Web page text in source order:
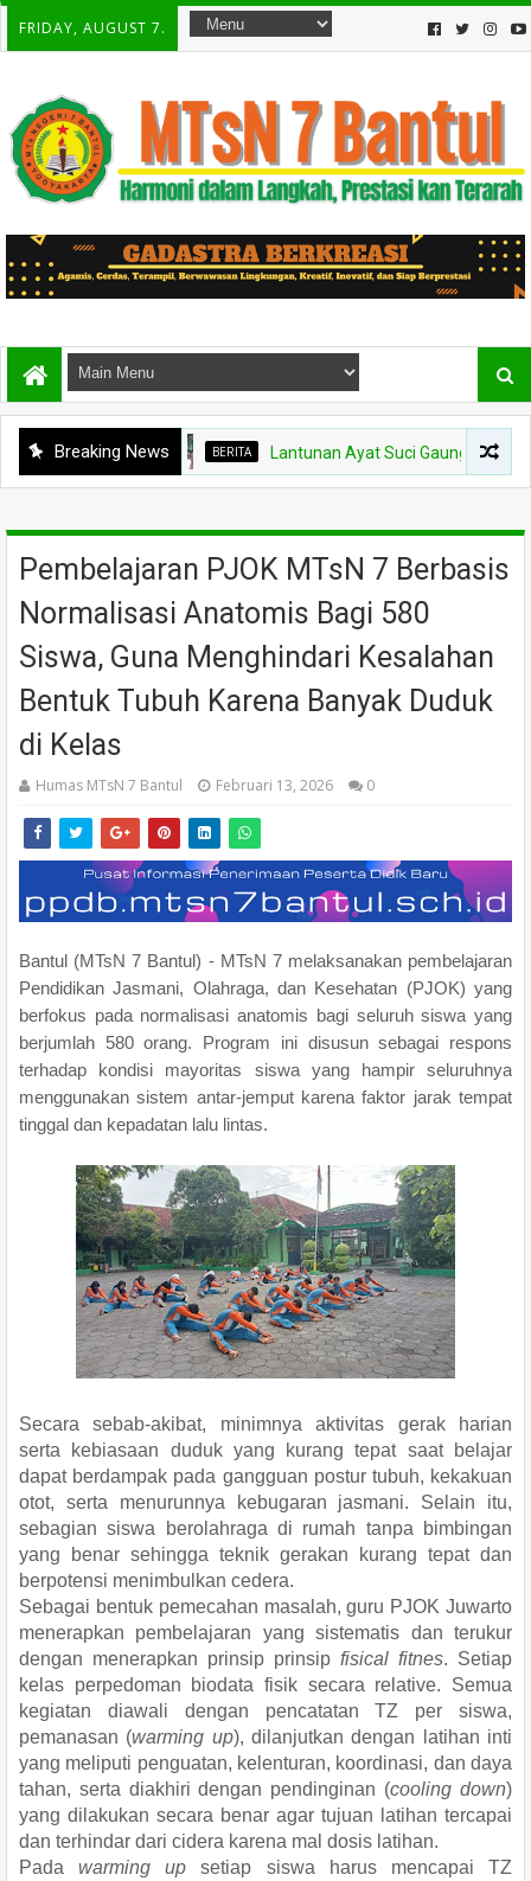
FRIDAY, AUGUST 7.
Breaking NewsBERITA Lantunan Ayat Suci Gaungkan
Pembelajaran PJOK MTsN 7 Berbasis
Normalisasi Anatomis Bagi 580
Siswa, Guna Menghindari Kesalahan
Bentuk Tubuh Karena Banyak Duduk
di Kelas
Humas MTsN 7 Bantul Februari 13, 2026 0
Bantul (MTsN 7 Bantul) - MTsN 7 melaksanakan pembelajaran
Pendidikan Jasmani, Olahraga, dan Kesehatan (PJOK) yang
berfokus pada normalisasi anatomis bagi seluruh siswa yang
berjumlah 580 orang. Program ini disusun sebagai respons
terhadap kondisi mayoritas siswa yang hampir seluruhnya
menggunakan sistem antar-jemput karena faktor jarak tempat
tinggal dan kepadatan lalu lintas.
Secara sebab-akibat, minimnya aktivitas gerak harian
serta kebiasaan duduk yang kurang tepat saat belajar
dapat berdampak pada gangguan postur tubuh, kekakuan
otot, serta menurunnya kebugaran jasmani. Selain itu,
sebagian siswa berolahraga di rumah tanpa bimbingan
yang benar sehingga teknik gerakan kurang tepat dan
berpotensi menimbulkan cedera.
Sebagai bentuk pemecahan masalah, guru PJOK Juwarto
menerapkan pembelajaran yang sistematis dan terukur
dengan menerapkan prinsip prinsip fisical fitnes. Setiap
kelas perpedoman biodata fisik secara relative. Semua
kegiatan diawali dengan pencatatan TZ per siswa,
pemanasan (warming up), dilanjutkan dengan latihan inti
yang meliputi penguatan, kelenturan, koordinasi, dan daya
tahan, serta diakhiri dengan pendinginan (cooling down)
yang dilakukan secara benar agar tujuan latihan tercapai
dan terhindar dari cidera karena mal dosis latihan.
Padawarming up setiap siswa harus mencapai TZ